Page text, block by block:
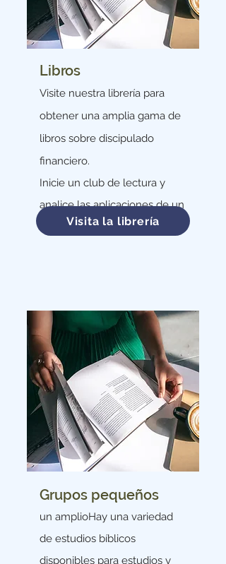
Libros
Visite nuestra librería para
obtener una amplia gama de
libros sobre discipulado
financiero.
Inicie un club de lectura y
analice las aplicaciones de un
capítulo.
Grupos pequeños
un amplioHay una variedad
de estudios bíblicos
disponibles para estudios y
Visita la librería